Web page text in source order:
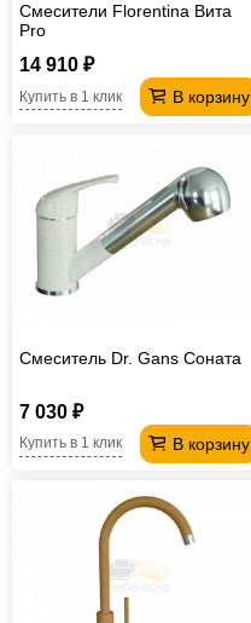
Смесители Florentina Вита
Pro
14 910 ₽
В корзину
Купить в 1 клик
Смеситель Dr. Gans Соната
7 030 ₽
В корзину
Купить в 1 клик